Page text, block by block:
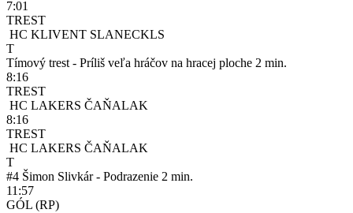
7:01
TREST
HC KLIVENT SLANECKLS
T
Tímový trest - Príliš veľa hráčov na hracej ploche 2 min.
8:16
TREST
HC LAKERS ČAŇALAK
8:16
TREST
HC LAKERS ČAŇALAK
T
#4 Šimon Slivkár - Podrazenie 2 min.
11:57
GÓL (RP)